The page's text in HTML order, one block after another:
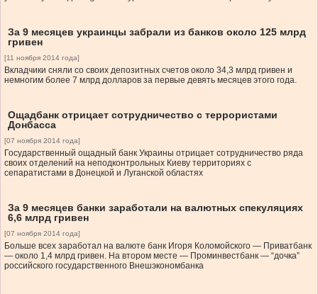
За 9 месяцев украинцы забрали из банков около 125 млрд
гривен
[11 ноября 2014 года]
Вкладчики сняли со своих депозитных счетов около 34,3 млрд гривен и
немногим более 7 млрд долларов за первые девять месяцев этого года.
Ощадбанк отрицает сотрудничество с террористами
Донбасса
[07 ноября 2014 года]
Государственный ощадный банк Украины отрицает сотрудничество ряда
своих отделений на неподконтрольных Киеву территориях с
сепаратистами в Донецкой и Луганской областях
За 9 месяцев банки заработали на валютных спекуляциях
6,6 млрд гривен
[07 ноября 2014 года]
Больше всех заработал на валюте банк Игоря Коломойского — Приватбанк
— около 1,4 млрд гривен. На втором месте — Проминвестбанк — “дочка”
российского государственного Внешэкономбанка